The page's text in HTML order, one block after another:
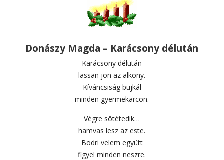
Donászy Magda – Karácsony délután
Karácsony délután
lassan jön az alkony.
Kíváncsiság bujkál
minden gyermekarcon.
Végre sötétedik…
hamvas lesz az este.
Bodri velem együtt
figyel minden neszre.